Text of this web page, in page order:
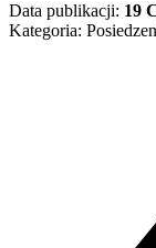
Data publikacji: 19
Kategoria: